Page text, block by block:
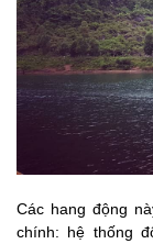
Các hang động
chính: hệ thống